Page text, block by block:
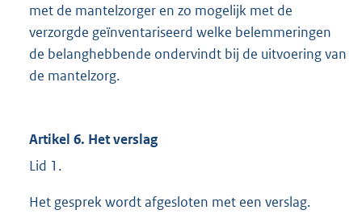
met de mantelzorger en zo mogelijk met de
verzorgde geïnventariseerd welke belemmeringen
de belanghebbende ondervindt bij de uitvoering van
de mantelzorg.
Artikel 6. Het verslag
Lid 1.
Het gesprek wordt afgesloten met een verslag.